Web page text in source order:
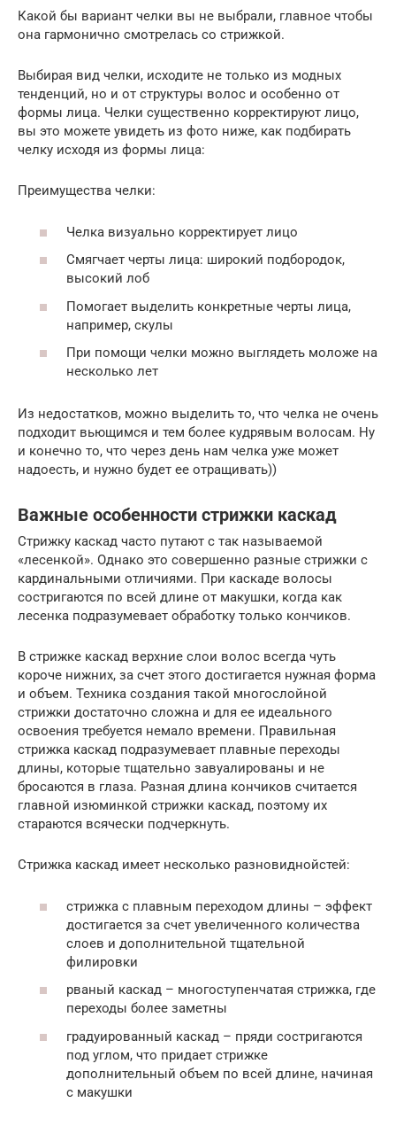
Какой бы вариант челки вы не выбрали, главное чтобы
она гармонично смотрелась со стрижкой.
Выбирая вид челки, исходите не только из модных
тенденций, но и от структуры волос и особенно от
формы лица. Челки существенно корректируют лицо,
вы это можете увидеть из фото ниже, как подбирать
челку исходя из формы лица:
Преимущества челки:
Челка визуально корректирует лицо
Смягчает черты лица: широкий подбородок,
высокий лоб
Помогает выделить конкретные черты лица,
например, скулы
При помощи челки можно выглядеть моложе на
несколько лет
Из недостатков, можно выделить то, что челка не очень
подходит вьющимся и тем более кудрявым волосам. Ну
и конечно то, что через день нам челка уже может
надоесть, и нужно будет ее отращивать))
Важные особенности стрижки каскад
Стрижку каскад часто путают с так называемой
«лесенкой». Однако это совершенно разные стрижки с
кардинальными отличиями. При каскаде волосы
состригаются по всей длине от макушки, когда как
лесенка подразумевает обработку только кончиков.
В стрижке каскад верхние слои волос всегда чуть
короче нижних, за счет этого достигается нужная форма
и объем. Техника создания такой многослойной
стрижки достаточно сложна и для ее идеального
освоения требуется немало времени. Правильная
стрижка каскад подразумевает плавные переходы
длины, которые тщательно завуалированы и не
бросаются в глаза. Разная длина кончиков считается
главной изюминкой стрижки каскад, поэтому их
стараются всячески подчеркнуть.
Стрижка каскад имеет несколько разновиднойстей:
стрижка с плавным переходом длины – эффект
достигается за счет увеличенного количества
слоев и дополнительной тщательной
филировки
рваный каскад – многоступенчатая стрижка, где
переходы более заметны
градуированный каскад – пряди состригаются
под углом, что придает стрижке
дополнительный объем по всей длине, начиная
с макушки